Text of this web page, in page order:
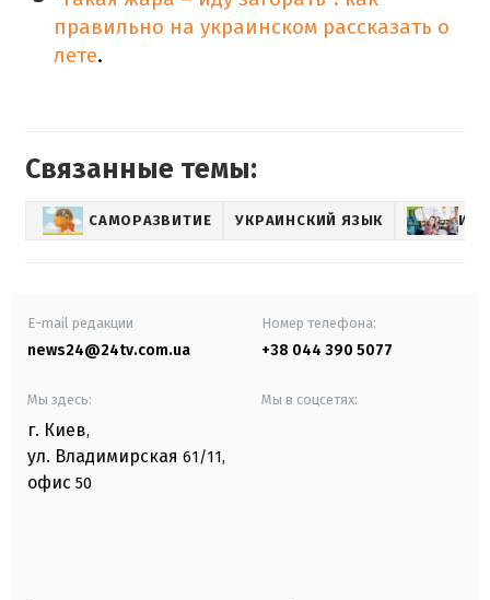
правильно на украинском рассказать о
лете.
Связанные темы:
САМОРАЗВИТИЕ УКРАИНСКИЙ ЯЗЫК
E-mail редакции
news24@24tv.com.ua
Номер телефона:
+38 044 390 5077
Мы здесь:
г. Киев,
ул. Владимирская 61/11,
офис 50
Мы в соцсетях: